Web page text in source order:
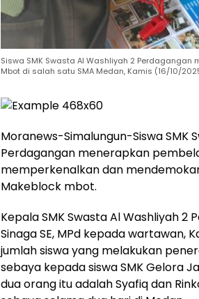
Siswa SMK Swasta Al Washliyah 2
Mbot di salah satu SMA Medan, Kamis (16/10/
Moranews-Simalungun-Siswa SMK
Perdagangan menerapkan
memperkenalkan dan
Makeblock mbot.
Kepala SMK Swasta Al Washliyah 2
Sinaga SE, MPd kepada wartawan,
jumlah siswa yang melakukan
sebaya kepada siswa SMK Gelora
dua orang itu adalah Syafiq dan